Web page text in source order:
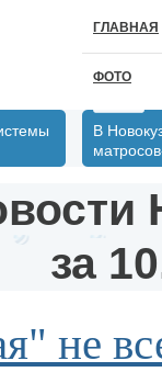
ГЛАВНАЯ
ФОТО
В
за
не